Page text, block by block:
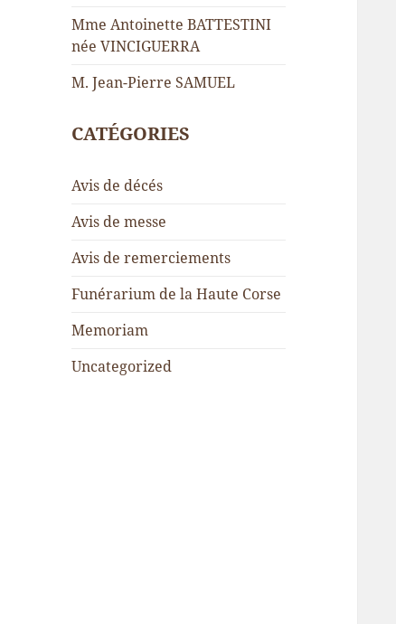
Mme Antoinette BATTESTINI
née VINCIGUERRA
M. Jean-Pierre SAMUEL
CATÉGORIES
Avis de décés
Avis de messe
Avis de remerciements
Funérarium de la Haute Corse
Memoriam
Uncategorized